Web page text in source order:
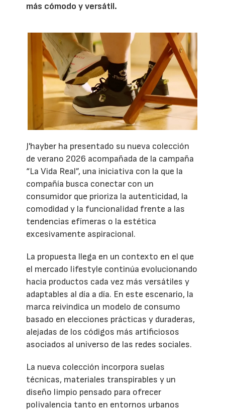
más cómodo y versátil.
J'hayber ha presentado su nueva colección
de verano 2026 acompañada de la campaña
“La Vida Real”, una iniciativa con la que la
compañía busca conectar con un
consumidor que prioriza la autenticidad, la
comodidad y la funcionalidad frente a las
tendencias efímeras o la estética
excesivamente aspiracional.
La propuesta llega en un contexto en el que
el mercado lifestyle continúa evolucionando
hacia productos cada vez más versátiles y
adaptables al día a día. En este escenario, la
marca reivindica un modelo de consumo
basado en elecciones prácticas y duraderas,
alejadas de los códigos más artificiosos
asociados al universo de las redes sociales.
La nueva colección incorpora suelas
técnicas, materiales transpirables y un
diseño limpio pensado para ofrecer
polivalencia tanto en entornos urbanos